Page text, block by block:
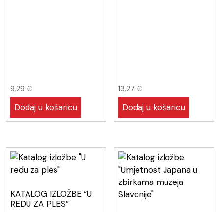
9,29 €
Dodaj u košaricu
13,27€
Dodaj u košaricu
KATALOG IZLOŽBE “U
REDU ZA PLES”